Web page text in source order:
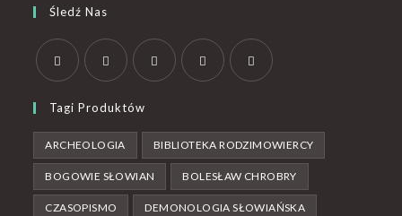
Śledź Nas
Tagi Produktów
ARCHEOLOGIA BIBLIOTEKA RODZIMOWIERCY
BOGOWIE SŁOWIAN BOLESŁAW CHROBRY
CZASOPISMO DEMONOLOGIA SŁOWIAŃSKA